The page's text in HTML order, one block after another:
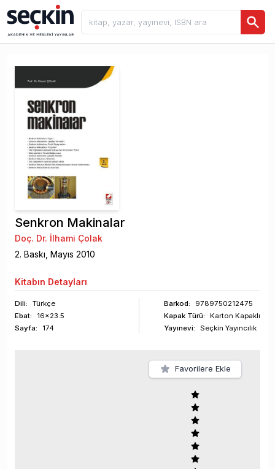
Senkron Makinalar
Doç. Dr. İlhami Çolak
2. Baskı, Mayıs 2010
Kitabın Detayları
Dili:
Türkçe
Ebat:
16x23.5
Sayfa: 174
Barkod:
9789750212475
Kapak Türü:
Karton Kapaklı
Yayınevi:
Seçkin Yayıncılık
Favorilere Ekle